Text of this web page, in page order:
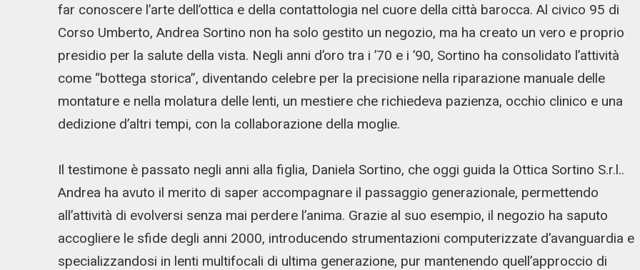
far conoscere l’arte dell’ottica e della contattologia nel cuore della città barocca. Al civico 95 di
Corso Umberto, Andrea Sortino non ha solo gestito un negozio, ma ha creato un vero e proprio
presidio per la salute della vista. Negli anni d’oro tra i ’70 e i ’90, Sortino ha consolidato l’attività
come “bottega storica”, diventando celebre per la precisione nella riparazione manuale delle
montature e nella molatura delle lenti, un mestiere che richiedeva pazienza, occhio clinico e una
dedizione d’altri tempi, con la collaborazione della moglie.
Il testimone è passato negli anni alla figlia, Daniela Sortino, che oggi guida la Ottica Sortino S.r.l..
Andrea ha avuto il merito di saper accompagnare il passaggio generazionale, permettendo
all’attività di evolversi senza mai perdere l’anima. Grazie al suo esempio, il negozio ha saputo
accogliere le sfide degli anni 2000, introducendo strumentazioni computerizzate d’avanguardia e
specializzandosi in lenti multifocali di ultima generazione, pur mantenendo quell’approccio di